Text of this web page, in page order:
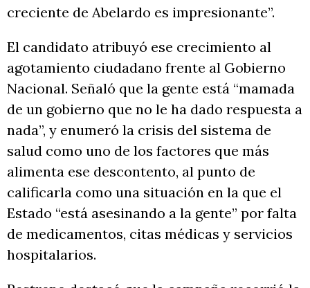
creciente de Abelardo es impresionante”.
El candidato atribuyó ese crecimiento al
agotamiento ciudadano frente al Gobierno
Nacional. Señaló que la gente está “mamada
de un gobierno que no le ha dado respuesta a
nada”, y enumeró la crisis del sistema de
salud como uno de los factores que más
alimenta ese descontento, al punto de
calificarla como una situación en la que el
Estado “está asesinando a la gente” por falta
de medicamentos, citas médicas y servicios
hospitalarios.